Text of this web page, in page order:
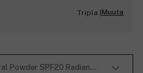
Tripla |Muuta
Powder SPF20 Radiant 10,5g